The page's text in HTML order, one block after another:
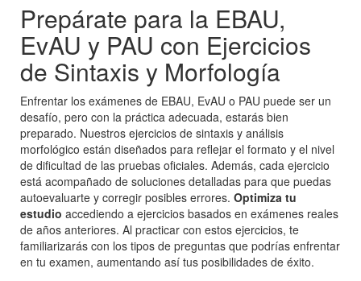
Prepárate para la EBAU,
EvAU y PAU con Ejercicios
de Sintaxis y Morfología
Enfrentar los exámenes de EBAU, EvAU o PAU puede ser un
desafío, pero con la práctica adecuada, estarás bien
preparado. Nuestros ejercicios de sintaxis y análisis
morfológico están diseñados para reflejar el formato y el nivel
de dificultad de las pruebas oficiales. Además, cada ejercicio
está acompañado de soluciones detalladas para que puedas
autoevaluarte y corregir posibles errores. Optimiza tu
estudio accediendo a ejercicios basados en exámenes reales
de años anteriores. Al practicar con estos ejercicios, te
familiarizarás con los tipos de preguntas que podrías enfrentar
en tu examen, aumentando así tus posibilidades de éxito.